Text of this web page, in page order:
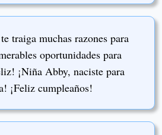
traiga muchas razones para
oportunidades para
¡Niña Abby, naciste para
¡Feliz cumpleaños!